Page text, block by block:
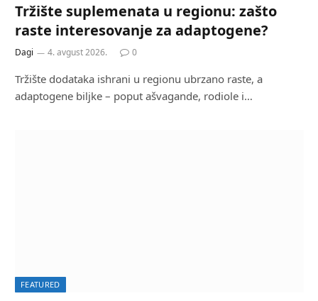
Tržište suplemenata u regionu: zašto
raste interesovanje za adaptogene?
Dagi 4. avgust 2026. 0
Tržište dodataka ishrani u regionu ubrzano raste, a
adaptogene biljke – poput ašvagande, rodiole i…
FEATURED